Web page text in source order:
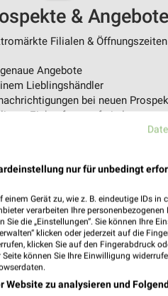
&
Filialen &
Angebote
Lieblingshändler
bei neuen
- Einkauf stressfrei planen
nur für unbedingt
Gerät zu, wie z. B. eindeutige IDs in
verarbeiten Ihre
die „Einstellungen“. Sie können Ihre
klicken oder jederzeit auf die
klicken Sie auf den Fingerabdruck
können Sie Ihre Einwilligung
zu analysieren und